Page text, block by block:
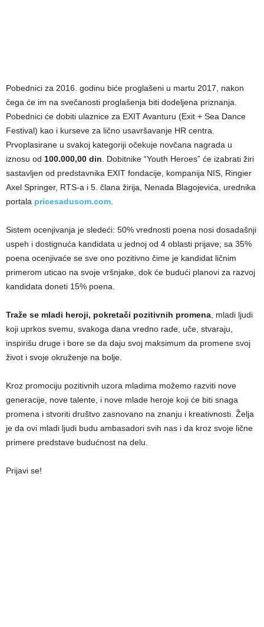
Pobednici za 2016. godinu biće proglašeni u martu 2017, nakon
čega će im na svečanosti proglašenja biti dodelјena priznanja.
Pobednici će dobiti ulaznice za EXIT Avanturu (Exit + Sea Dance
Festival) kao i kurseve za lično usavršavanje HR centra.
Prvoplasirane u svakoj kategoriji očekuje novčana nagrada u
iznosu od 100.000,00 din . Dobitnike “Youth Heroes” će izabrati žiri
sastavlјen od predstavnika EXIT fondacije, kompanija NIS, Ringier
Axel Springer, RTS-a i 5. člana žirija, Nenada Blagojevića, urednika
portala pricesadusom.com
Sistem ocenjivanja je sledeći: 50% vrednosti poena nosi dosadašnji
uspeh i dostignuća kandidata u jednoj od 4 oblasti prijave; sa 35%
poena ocenjivaće se sve ono pozitivno čime je kandidat ličnim
primerom uticao na svoje vršnjake, dok će budući planovi za razvoj
kandidata doneti 15% poena.
Traže se mladi heroji, pokretači pozitivnih promena , mladi lјudi
koji uprkos svemu, svakoga dana vredno rade, uče, stvaraju,
inspirišu druge i bore se da daju svoj maksimum da promene svoj
život i svoje okruženje na bolјe.
Kroz promociju pozitivnih uzora mladima možemo razviti nove
generacije, nove talente, i nove mlade heroje koji će biti snaga
promena i stvoriti društvo zasnovano na znanju i kreativnosti. Želja
je da ovi mladi ljudi budu ambasadori svih nas i da kroz svoje lične
primere predstave budućnost na delu.
Prijavi se!